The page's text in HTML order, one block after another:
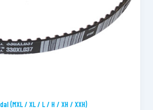
(MXL / XL / L / H / XH / XXH)